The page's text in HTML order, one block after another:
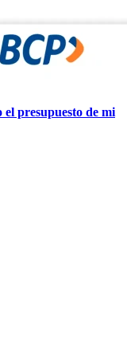
presupuesto de mi